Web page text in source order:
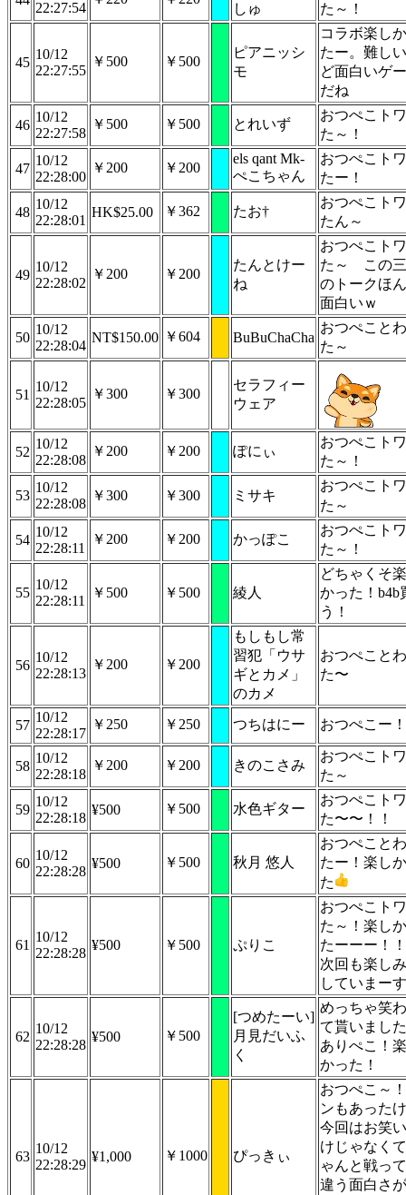
22:27:54 しゅ た～！
45
10/12
22:27:55
￥500 ￥500
ピアニッシ
モ
コラボ楽し
たー。難し
ど面白いゲ
だね
46
10/12
22:27:58
￥500 ￥500 とれいず
おつぺこト
た～！
47
10/12
22:28:00
￥200 ￥200
els qant Mk-
ぺこちゃん
おつぺこト
たー！
48
10/12
22:28:01
HK$25.00 ￥362 たお†
おつぺこト
たん～
49
10/12
22:28:02
￥200 ￥200
たんとけー
ね
おつぺこト
た～ この
のトークほ
面白いｗ
50
10/12
22:28:04
NT$150.00 ￥604 BuBuChaCha
おつぺこと
た～
51
10/12
22:28:05
￥300 ￥300
セラフィー
ウェア
52
10/12
22:28:08
￥200 ￥200 ぽにぃ
おつぺこト
た～！
53
10/12
22:28:08
￥300 ￥300 ミサキ
おつぺこト
た～
54
10/12
22:28:11
￥200 ￥200 かっぽこ
おつぺこト
た～！
55
10/12
22:28:11
￥500 ￥500 綾人
どちゃくそ
かった！b4b
う！
56
10/12
22:28:13
￥200 ￥200
もしもし常
習犯「ウサ
ギとカメ」
のカメ
おつぺこと
た〜
57
10/12
22:28:17
￥250 ￥250 つちはにー おつぺこー！
58
10/12
22:28:18
￥200 ￥200 きのこさみ
おつぺこト
た～
59
10/12
22:28:18
¥500 ￥500 水色ギター
おつぺこト
た〜〜！！
60
10/12
22:28:28
¥500 ￥500 秋月 悠人
おつぺこと
たー！楽し
た
61
10/12
22:28:28
¥500 ￥500 ぷりこ
おつぺこト
た～！楽し
たーーー！
次回も楽し
していまー
62
10/12
22:28:28
¥500 ￥500
[つめたーい]
月見だいふ
く
めっちゃ笑
て貰いまし
ありぺこ！
かった！
63
10/12
22:28:29
¥1,000 ￥1000 ぴっきぃ
おつぺこ～
ンもあった
今回はお笑
けじゃなく
ゃんと戦っ
違う面白さ